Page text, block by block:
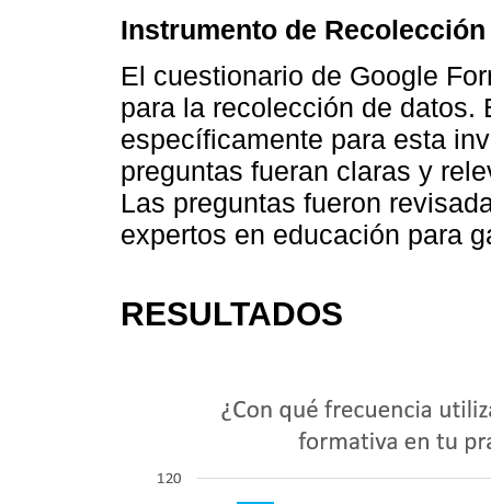
Instrumento de
El cuestionario de Google
para la recolección de datos.
específicamente para esta
preguntas fueran claras y
Las preguntas fueron
expertos en educación para
RESULTADOS